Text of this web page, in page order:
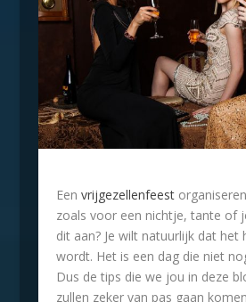
Een vrijgezellenfeest
zoals voor een nichtje, tante of
dit aan? Je wilt natuurlijk dat het
wordt. Het is een dag die niet
Dus de tips die we jou in deze
zullen zeker van pas gaan